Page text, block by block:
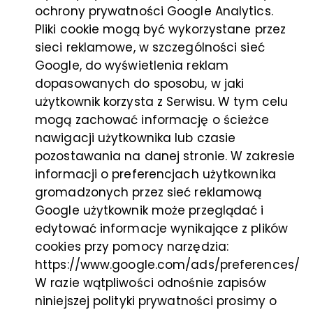
ochrony prywatności Google Analytics.
Pliki cookie mogą być wykorzystane przez
sieci reklamowe, w szczególności sieć
Google, do wyświetlenia reklam
dopasowanych do sposobu, w jaki
użytkownik korzysta z Serwisu. W tym celu
mogą zachować informację o ścieżce
nawigacji użytkownika lub czasie
pozostawania na danej stronie. W zakresie
informacji o preferencjach użytkownika
gromadzonych przez sieć reklamową
Google użytkownik może przeglądać i
edytować informacje wynikające z plików
cookies przy pomocy narzędzia:
https://www.google.com/ads/preferences/
W razie wątpliwości odnośnie zapisów
niniejszej polityki prywatności prosimy o